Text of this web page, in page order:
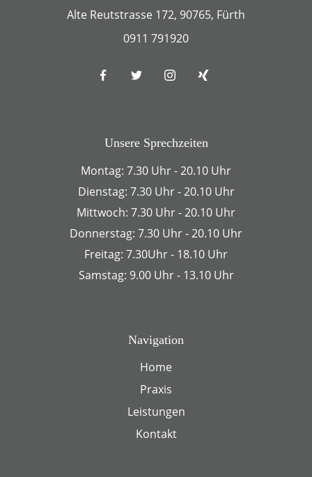
Alte Reutstrasse 172, 90765, Fürth
0911 791920
Unsere Sprechzeiten
Montag: 7.30 Uhr - 20.10 Uhr
Dienstag: 7.30 Uhr - 20.10 Uhr
Mittwoch: 7.30 Uhr - 20.10 Uhr
Donnerstag: 7.30 Uhr - 20.10 Uhr
Freitag: 7.30Uhr - 18.10 Uhr
Samstag: 9.00 Uhr - 13.10 Uhr
Navigation
Home
Praxis
Leistungen
Kontakt